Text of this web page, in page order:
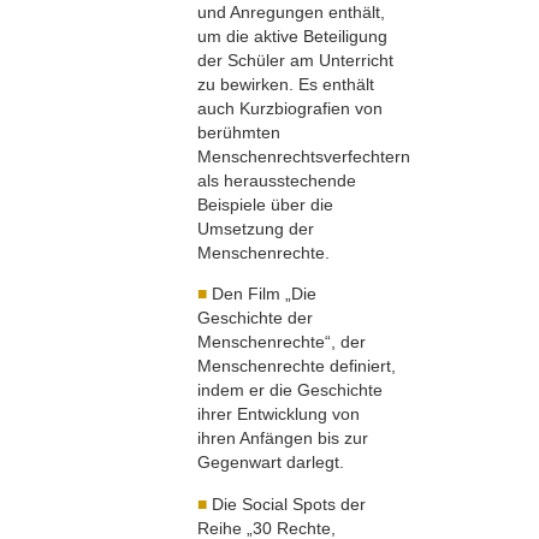
und Anregungen enthält,
um die aktive Beteiligung
der Schüler am Unterricht
zu bewirken. Es enthält
auch Kurzbiografien von
berühmten
Menschenrechtsverfechtern
als herausstechende
Beispiele über die
Umsetzung der
Menschenrechte.
■ Den Film „Die
Geschichte der
Menschenrechte“, der
Menschenrechte definiert,
indem er die Geschichte
ihrer Entwicklung von
ihren Anfängen bis zur
Gegenwart darlegt.
■ Die Social Spots der
Reihe „30 Rechte,